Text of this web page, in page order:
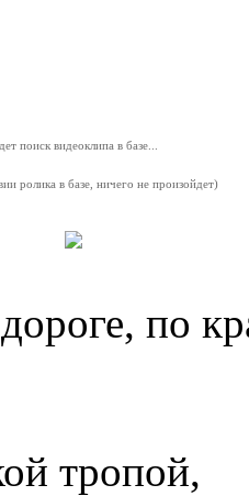
поиск видеоклипа в базе...
ролика в базе, ничего не произойдет)
по
тропой,